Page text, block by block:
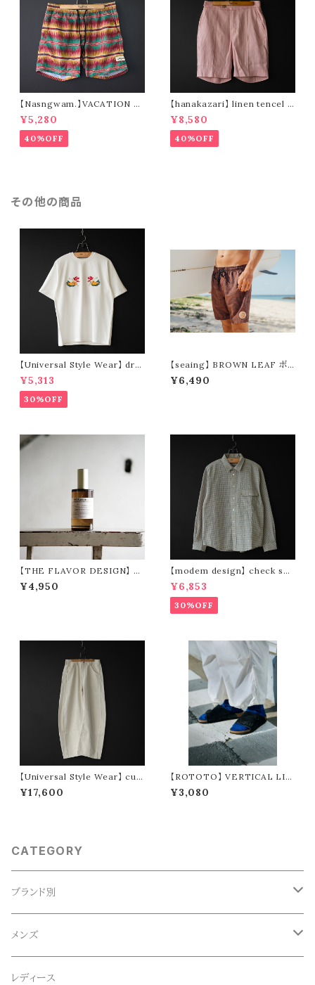
【Nasngwam.】VACATION S
HORTS (green)
¥5,280
40%OFF
【hanakazari】 linen tencel s
hort pants (pink)
¥8,580
40%OFF
その他の商品
【Universal Style Wear】 dra
gon souvenir t-shirt (off wh
ite)
¥5,313
30%OFF
【seaing】 BROWN LEAF ボ
ードショーツ
¥6,490
【THE FLAVOR DESIGN】 F
ABRIC MIST 全15種類
¥4,950
【modem design】 check see
rsucker standard shirt (bei
ge)
¥6,853
30%OFF
【Universal Style Wear】 cur
ve painter pants (off white)
¥17,600
【ROTOTO】 VERTICAL LIN
E LINEN COTTON SOCKS
R1649
¥3,080
CATEGORY
ブランド別
ACE SNKR(エーススニーカー)
Anapau,Seaing,ANAPAU UG
メンズ
トップス
レディース